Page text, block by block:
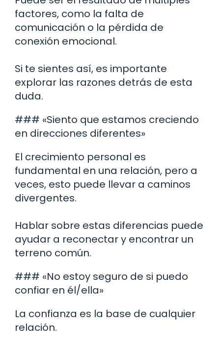
factores, como la falta de
comunicación o la pérdida de
conexión emocional.
Si te sientes así, es importante
explorar las razones detrás de esta
duda.
### «Siento que estamos creciendo
en direcciones diferentes»
El crecimiento personal es
fundamental en una relación, pero a
veces, esto puede llevar a caminos
divergentes.
Hablar sobre estas diferencias puede
ayudar a reconectar y encontrar un
terreno común.
### «No estoy seguro de si puedo
confiar en él/ella»
La confianza es la base de cualquier
relación.